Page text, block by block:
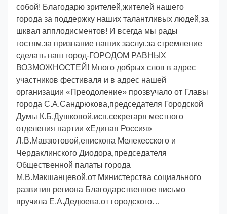
собой! Благодарю зрителей,жителей нашего
города за поддержку наших талантливых людей,за
шквал апплодисментов! И всегда мы рады
гостям,за признание наших заслуг,за стремление
сделать наш город-ГОРОДОМ РАВНЫХ
ВОЗМОЖНОСТЕЙ! Много добрых слов в адрес
участников фестиваля и в адрес нашей
организации «Преодоление» прозвучало от Главы
города С.А.Сандрюкова,председателя Городской
Думы К.Б.Душковой,исп.секретаря местного
отделения партии «Единая Россия»
Л.В.Мавзютовой,епископа Мелекесского и
Чердаклинского Диодора,председателя
Общественной палаты города
М.В.Макшанцевой,от Министерства социального
развития региона Благодарственное письмо
вручила Е.А.Дедюева,от городского…